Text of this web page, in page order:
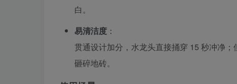
白。
易清洁度 ：
贯通设计加分，水龙头直接捅穿 15 秒冲净
砸碎地砖。